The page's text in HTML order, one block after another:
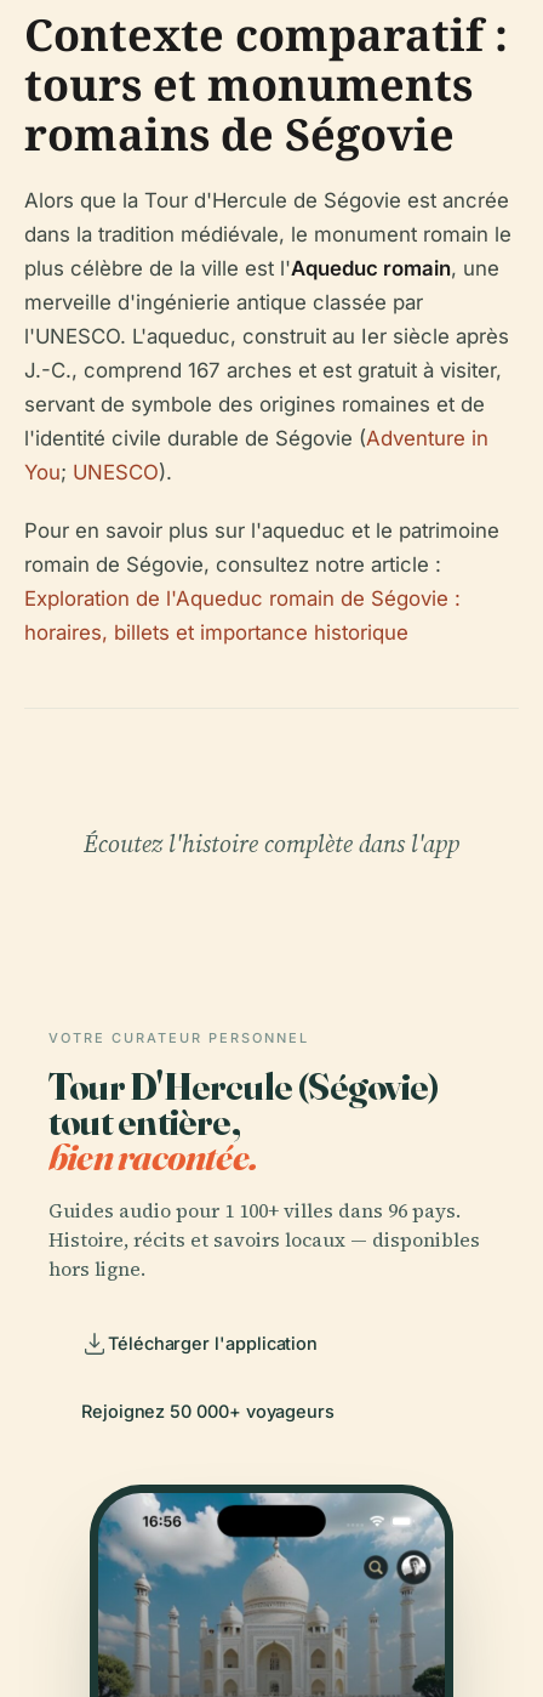
Contexte comparatif :
tours et monuments
romains de Ségovie
Alors que la Tour d'Hercule de Ségovie est ancrée
dans la tradition médiévale, le monument romain le
plus célèbre de la ville est l'Aqueduc romain, une
merveille d'ingénierie antique classée par
l'UNESCO. L'aqueduc, construit au Ier siècle après
J.-C., comprend 167 arches et est gratuit à visiter,
servant de symbole des origines romaines et de
l'identité civile durable de Ségovie (Adventure in
You; UNESCO).
Pour en savoir plus sur l'aqueduc et le patrimoine
romain de Ségovie, consultez notre article :
Exploration de l'Aqueduc romain de Ségovie :
horaires, billets et importance historique
Écoutez l'histoire complète dans l'app
VOTRE CURATEUR PERSONNEL
Tour D'Hercule (Ségovie)
tout entière,
bien racontée.
Guides audio pour 1 100+ villes dans 96 pays.
Histoire, récits et savoirs locaux — disponibles
hors ligne.
Télécharger l'application
Rejoignez 50 000+ voyageurs